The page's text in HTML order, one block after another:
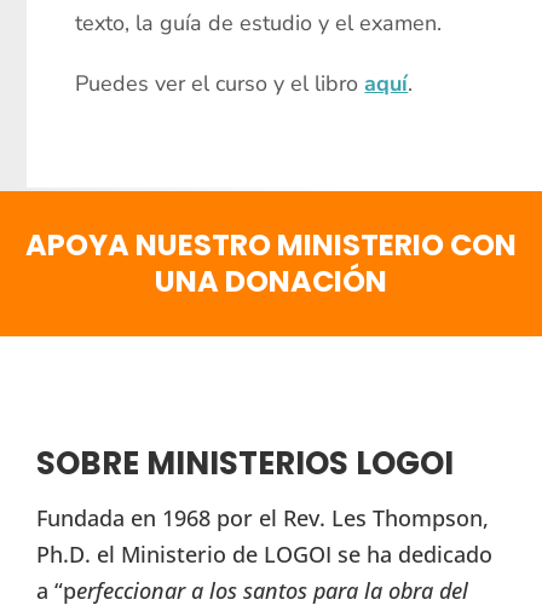
texto, la guía de estudio y el examen.
Puedes ver el curso y el libroaquí.
APOYA NUESTRO MINISTERIO CON
UNA DONACIÓN
SOBRE MINISTERIOS LOGOI
Fundada en 1968 por el Rev. Les Thompson,
Ph.D. el Ministerio de LOGOI se ha dedicado
a “perfeccionar a los santos para la obra del